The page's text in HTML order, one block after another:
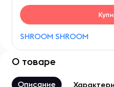
SHROOM SHROOM
О товаре
Описание